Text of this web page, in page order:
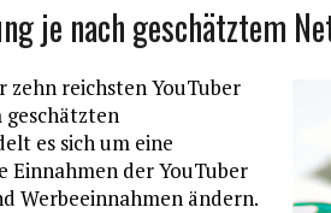
je nach geschätztem
reichsten YouTuber
geschätzten
es sich um eine
Einnahmen der YouTuber
Werbeeinnahmen ändern.